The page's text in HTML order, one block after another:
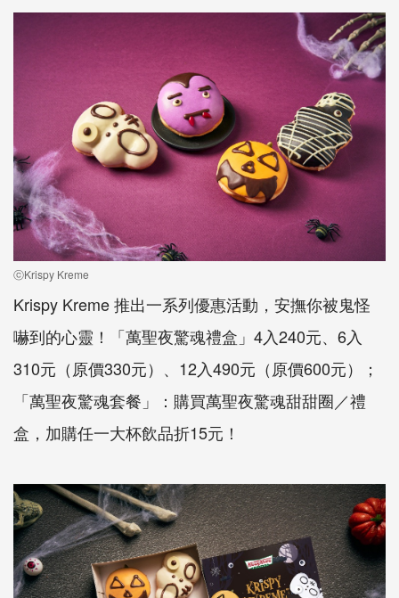
ⓒKrispy Kreme
Krispy Kreme 推出一系列優惠活動，安撫你被鬼怪
嚇到的心靈！「萬聖夜驚魂禮盒」4入240元、6入
310元（原價330元）、12入490元（原價600元）；
「萬聖夜驚魂套餐」：購買萬聖夜驚魂甜甜圈／禮
盒，加購任一大杯飲品折15元！